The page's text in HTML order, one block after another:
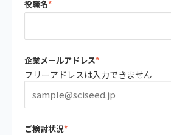
役職名*
企業メールアドレス*
フリーアドレスは入力できません
ご検討状況*